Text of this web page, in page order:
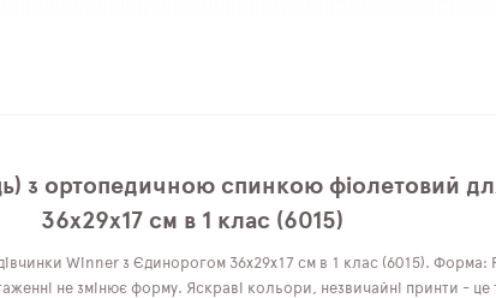
з ортопедичною спинкою фіолетовий
36х29х17 см в 1 клас (6015)
Winner з Єдинорогом 36х29х17 см в 1 клас (6015).
не змінює форму. Яскраві кольори, незвичайні принти - це